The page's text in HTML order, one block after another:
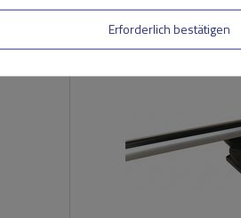
Erforderlich bestätigen